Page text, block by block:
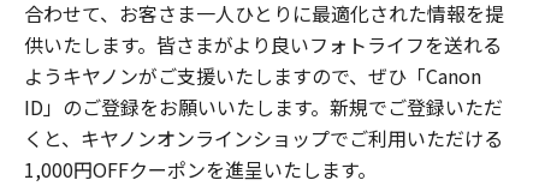
合わせて、お客さま一人ひとりに最適化された情報を提
供いたします。皆さまがより良いフォトライフを送れる
ようキヤノンがご支援いたしますので、ぜひ「Canon
ID」のご登録をお願いいたします。新規でご登録いただ
くと、キヤノンオンラインショップでご利用いただける
1,000円OFFクーポンを進呈いたします。